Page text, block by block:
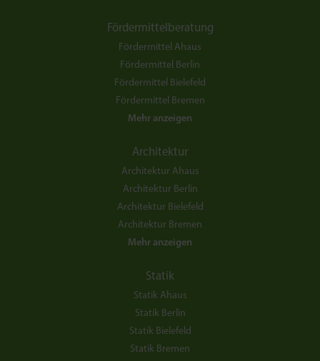
Fördermittelberatung
Fördermittel Ahaus
Fördermittel Berlin
Fördermittel Bielefeld
Fördermittel Bremen
Mehr anzeigen
Architektur
Architektur Ahaus
Architektur Berlin
Architektur Bielefeld
Architektur Bremen
Mehr anzeigen
Statik
Statik Ahaus
Statik Berlin
Statik Bielefeld
Statik Bremen